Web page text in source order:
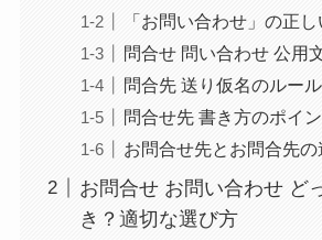
「お問い合わせ」の正
問合せ 問い合わせ 公用
問合先 送り仮名のルー
問合せ先 書き方のポイン
お問合せ先とお問合先の
お問合せ お問い合わせ ど
き？適切な選び方